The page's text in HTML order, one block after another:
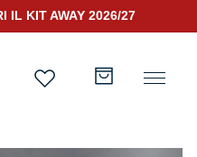
IL KIT AWAY 2026/27